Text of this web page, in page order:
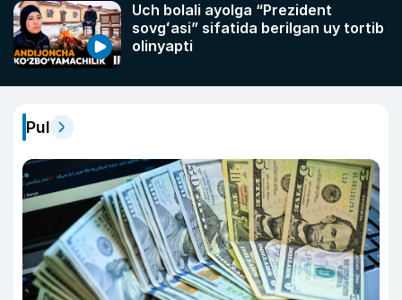
Uch bolali ayolga “Prezident
sovgʻasi” sifatida berilgan uy tortib
olinyapti
Pul